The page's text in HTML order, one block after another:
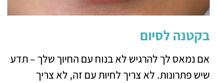
בקטנה לסיום
אם נמאס לך להרגיש לא בנוח עם החיוך שלך – תדע
שיש פתרונות. לא צריך לחיות עם זה, לא צריך